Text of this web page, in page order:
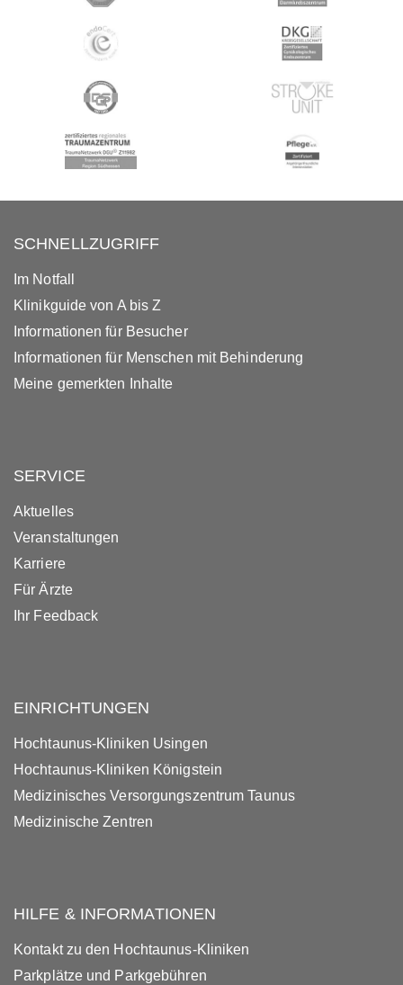
SCHNELLZUGRIFF
Im Notfall
Klinikguide von A bis Z
Informationen für Besucher
Informationen für Menschen mit Behinderung
Meine gemerkten Inhalte
SERVICE
Aktuelles
Veranstaltungen
Karriere
Für Ärzte
Ihr Feedback
EINRICHTUNGEN
Hochtaunus-Kliniken Usingen
Hochtaunus-Kliniken Königstein
Medizinisches Versorgungszentrum Taunus
Medizinische Zentren
HILFE & INFORMATIONEN
Kontakt zu den Hochtaunus-Kliniken
Parkplätze und Parkgebühren